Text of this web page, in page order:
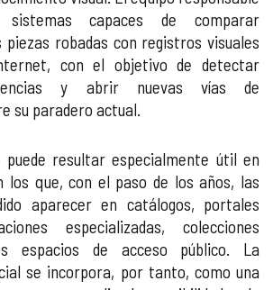
capaces de comparar
robadas con registros visuales
con el objetivo de detectar
y abrir nuevas vías de
su paradero actual.
puede resultar especialmente útil en
los que, con el paso de los años, las
aparecer en catálogos, portales
especializadas, colecciones
espacios de acceso público. La
se incorpora, por tanto, como una